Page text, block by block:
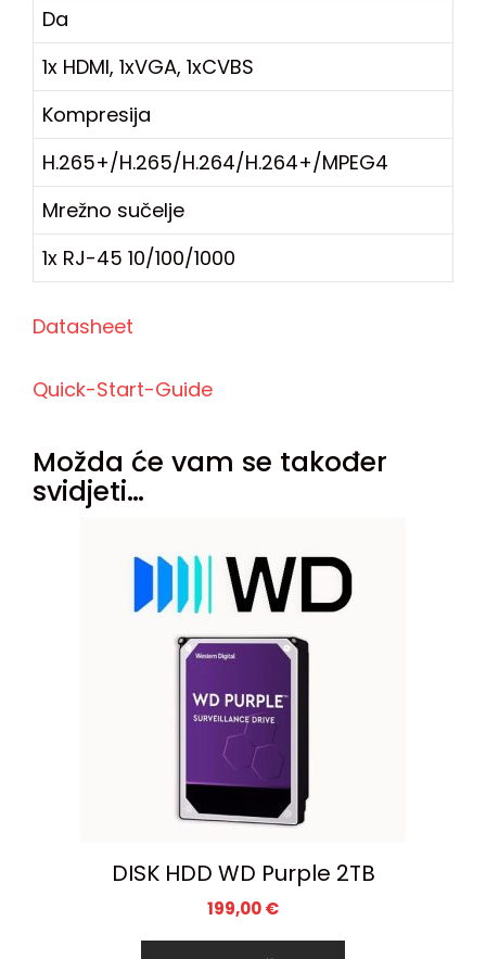
Da
1x HDMI, 1xVGA, 1xCVBS
Kompresija
H.265+/H.265/H.264/H.264+/MPEG4
Mrežno sučelje
1x RJ-45 10/100/1000
Datasheet
Quick-Start-Guide
Možda će vam se također
svidjeti…
DISK HDD WD Purple 2TB
199,00€